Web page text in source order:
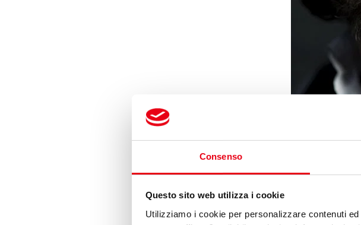
Consenso
Questo sito web utilizza i cookie
Utilizziamo i cookie per personalizzare contenuti
30 ottobre 2024-